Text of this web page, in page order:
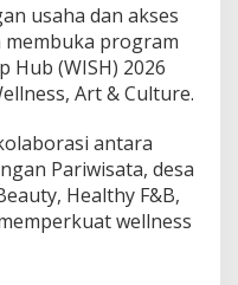
usaha dan akses
membuka program
Hub (WISH) 2026
Art & Culture.
antara
Pariwisata, desa
Healthy F&B,
wellness